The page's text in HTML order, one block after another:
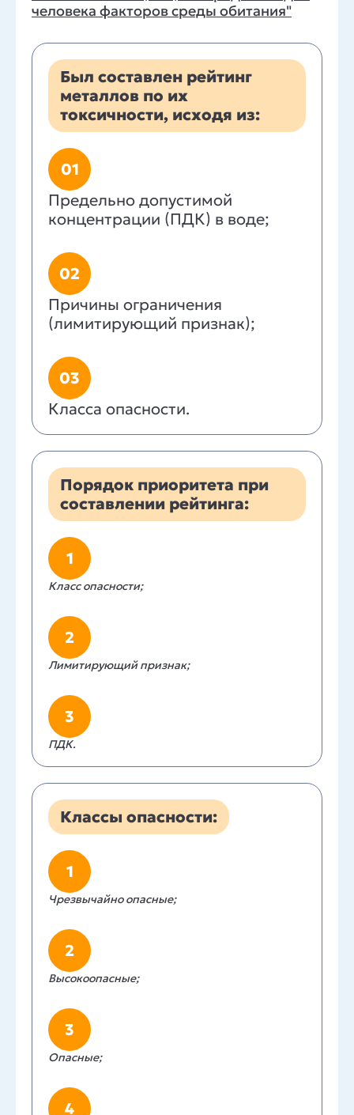
человека факторов среды обитания"
Был составлен рейтинг
металлов по их
токсичности, исходя из:
01
Предельно допустимой
концентрации (ПДК) в воде;
02
Причины ограничения
(лимитирующий признак);
03
Класса опасности.
Порядок приоритета при
составлении рейтинга:
1
Класс опасности;
2
Лимитирующий признак;
3
ПДК.
Классы опасности:
1
Чрезвычайно опасные;
2
Высокоопасные;
3
Опасные;
4